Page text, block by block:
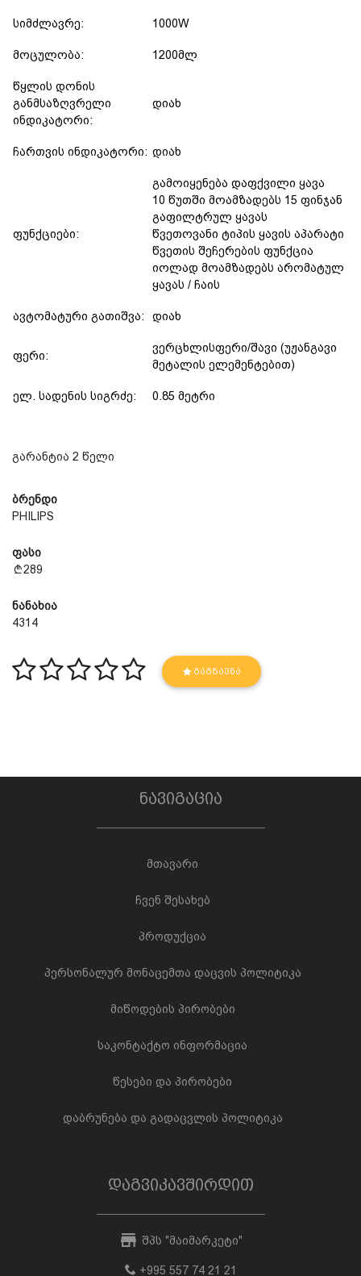
სიმძლავრე: 1000W
მოცულობა: 1200მლ
წყლის დონის
განმსაზღვრელი
ინდიკატორი:
დიახ
ჩართვის ინდიკატორი: დიახ
ფუნქციები:
გამოიყენება დაფქვილი ყავა
10 წუთში მოამზადებს 15 ფინჯან
გაფილტრულ ყავას
წვეთოვანი ტიპის ყავის აპარატი
წვეთის შეჩერების ფუნქცია
იოლად მოამზადებს არომატულ
ყავას / ჩაის
ავტომატური გათიშვა: დიახ
ფერი:
ვერცხლისფერი/შავი (უჟანგავი
მეტალის ელემენტებით)
ელ. სადენის სიგრძე: 0.85 მეტრი
გარანტია 2 წელი
ბრენდი
PHILIPS
ფასი
289
ნანახია
4314
ᲒᲐᲒᲖᲐᲕᲜᲐ
ნავიგაცია
მთავარი
ჩვენ შესახებ
პროდუქცია
პერსონალურ მონაცემთა დაცვის პოლიტიკა
მიწოდების პირობები
საკონტაქტო ინფორმაცია
წესები და პირობები
დაბრუნება და გადაცვლის პოლიტიკა
დაგვიკავშირდით
შპს "მაიმარკეტი"
+995 557 74 21 21